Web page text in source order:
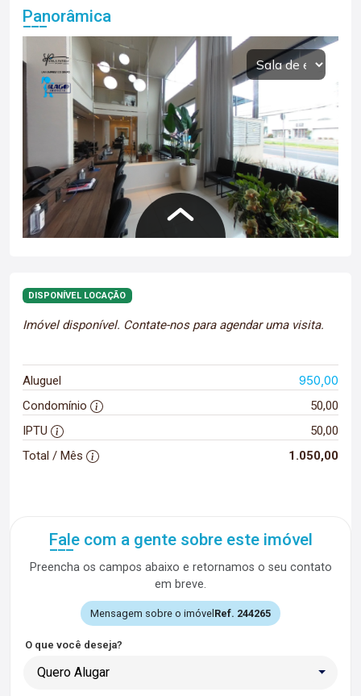
Panorâmica
DISPONÍVEL LOCAÇÃO
Imóvel disponível. Contate-nos para agendar uma visita.
Aluguel 950,00
Condomínio
50,00
IPTU
50,00
Total / Mês
1.050,00
Fale com a gente sobre este imóvel
Preencha os campos abaixo e retornamos o seu contato
em breve.
Mensagem sobre o imóvel Ref. 244265
O que você deseja?
Quero Alugar